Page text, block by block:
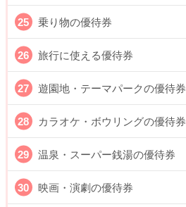
乗り物の優待券
旅行に使える優待券
遊園地・テーマパークの優待券
カラオケ・ボウリングの優待券
温泉・スーパー銭湯の優待券
映画・演劇の優待券